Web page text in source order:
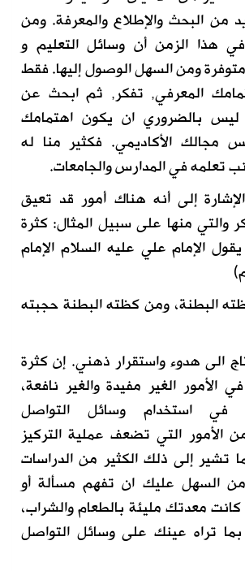
من البحث والإطلاع والمعرفة. ومن
هذا الزمن أن وسائل التعليم و
متوفرةومن السهل الوصول إليها. فقط
المعرفي, تفكر, ثم ابحث عن
ليس بالضروري ان يكون اهتمامك
مجالك الأكاديمي. فكثير منا له
تعلمه في المدارس والجامعات.
إلى أنه هناك أمور قد تعيق
والتي منها على سبيل المثال: كثرة
الإمام علي عليه السلام الإمام
)
البطنة، ومن كظته البطنة حجبته
الى هدوء واستقرار ذهني. إن كثرة
الأمور الغير مفيدة والغير نافعة،
في استخدام وسائل التواصل
الأمور التي تضعفعملية التركيز
تشير إلى ذلكالكثير من الدراسات
السهل عليك ان تفهم مسألة أو
كانت معدتك مليئة بالطعام والشراب،
تراه عينك على وسائل التواصل